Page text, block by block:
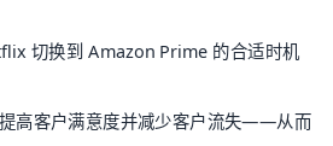
切换到 Amazon Prime 的合适时机
高客户满意度并减少客户流失——从而